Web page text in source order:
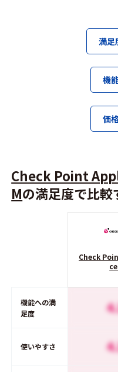
満足
機
価
Check Point
Mの満足度で比較
Check
機能への満
足度
使いやすさ